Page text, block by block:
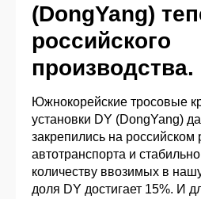
(DongYang)
российского
производства.
Южнокорейские тросовые
установки DY (DongYang)
закрепились на российском
автотранспорта и
количеству ввозимых в
доля DY достигает 15%. И